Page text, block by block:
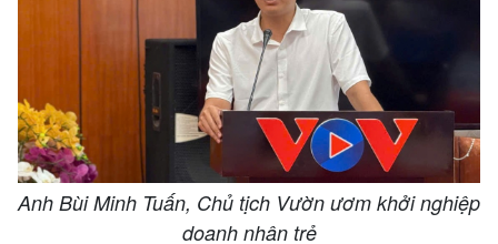
Anh Bùi Minh Tuấn, Chủ tịch Vườn ươm khởi nghiệp
doanh nhân trẻ